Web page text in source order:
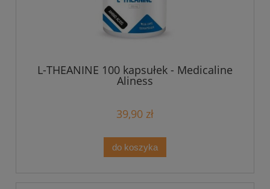
L-THEANINE 100 kapsułek - Medicaline
Aliness
39,90 zł
do koszyka